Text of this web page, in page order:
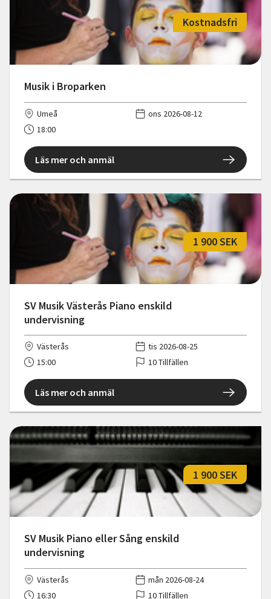
Musik i Broparken
Kostnadsfri
Umeå
ons 2026-08-12
18:00
Läs mer och anmäl
SV Musik Västerås Piano enskild
undervisning
1 900 SEK
Västerås
tis 2026-08-25
15:00
10 Tillfällen
Läs mer och anmäl
SV Musik Piano eller Sång enskild
undervisning
1 900 SEK
Västerås
mån 2026-08-24
16:30
10 Tillfällen